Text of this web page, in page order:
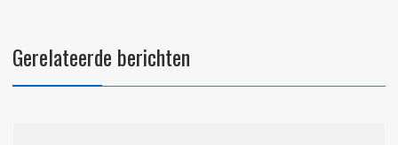
Gerelateerde berichten